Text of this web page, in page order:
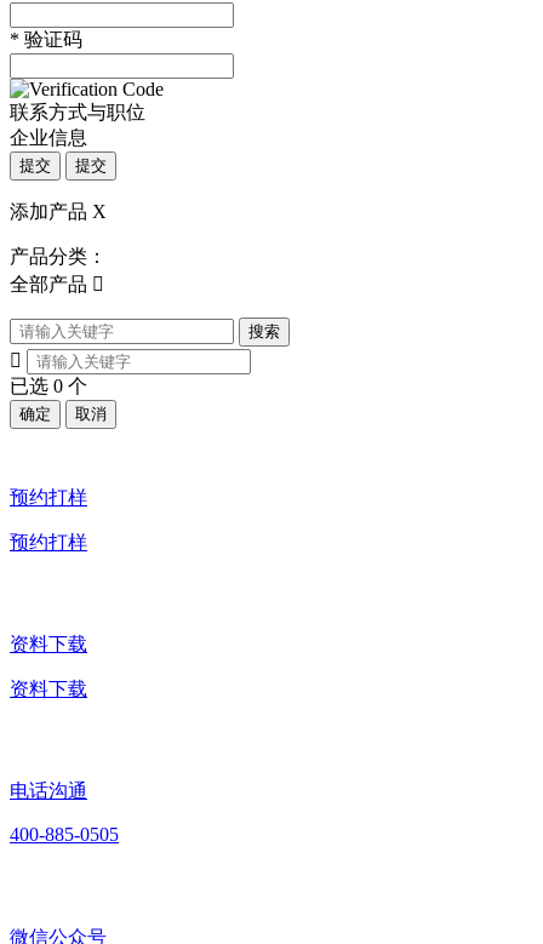
* 验证码
联系方式与职位
企业信息
提交 提交
添加产品 X
产品分类：
全部产品 
搜索

已选 0 个
确定 取消
预约打样
预约打样
资料下载
资料下载
电话沟通
400-885-0505
微信公众号